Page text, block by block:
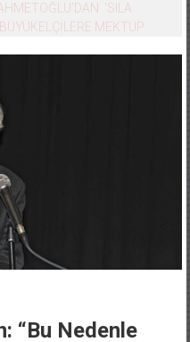
‘SILA
MEKTUP
“Bu Nedenle